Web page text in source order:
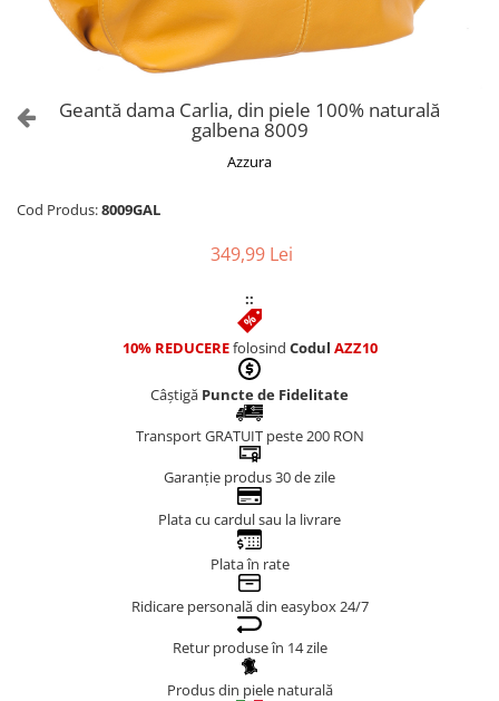
Genti Aurii
Genți Albe
Genți Bleumarin
Geantă dama Carlia, din piele 100% naturală
galbena 8009
Azzura
Cod Produs:8009GAL
349,99 Lei
::
10% REDUCEREfolosind Codul AZZ10
Câștigă Puncte de Fidelitate
Transport GRATUIT peste 200 RON
Garanție produs 30 de zile
Plata cu cardul sau la livrare
Plata în rate
Ridicare personală din easybox 24/7
Retur produse în 14 zile
Produs din piele naturală